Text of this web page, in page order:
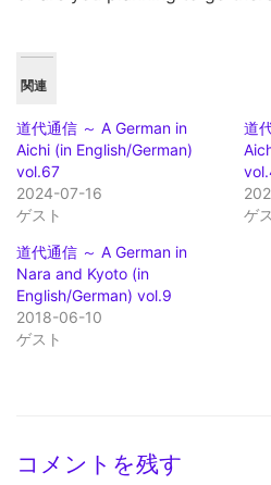
関連
道代通信 ～ A German in
Aichi (in English/German)
vol.67
2024-07-16
ゲスト
道
ゲ
道代通信 ～ A German in
Nara and Kyoto (in
English/German) vol.9
2018-06-10
ゲスト
コメントを残す